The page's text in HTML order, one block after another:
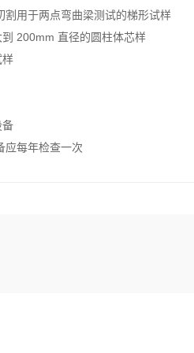
用于两点弯曲梁测试的梯形试样
200mm 直径的圆柱体芯样
样
备
应每年检查一次